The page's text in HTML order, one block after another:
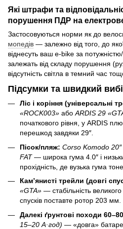
Які штрафи та
порушення ПДР на
Застосовуються норми як до
мопедів — залежно від того, до
віднесуть ваш e-bike за
залежать від складу порушення
відсутність світла в темний час
Підсумки та швидкий
Ліс і коріння (універсальні
«ROCK003» абоARDIS 29
початкового рівня, у ARDIS
перешкод завдяки 29″.
Пісок/пляж: Corso Komodo 20″
FAT— широка гума 4.0″ і
прохідність, де вузька гума тоне.
Кам’янисті трейли (довгі
«GTA» — стабільність
спусків поставте ротор 203 мм.
Далекі ґрунтові походи
15–20 А·год) — «довга»